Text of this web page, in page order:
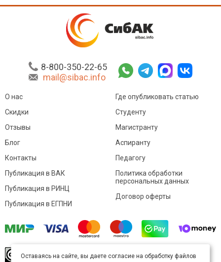
8-800-350-22-65
mail@sibac.info
О нас
Скидки
Отзывы
Блог
Контакты
Где опубликовать статью
Студенту
Магистранту
Аспиранту
Педагогу
Публикация в ВАК
Публикация в РИНЦ
Публикация в ЕГПНИ
Политика обработки
персональных данных
Договор оферты
произведение доступно полицензии Creative
Оставаясь на сайте, вы даете согласие на обработку файлов